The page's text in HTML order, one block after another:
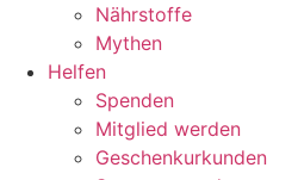
Nährstoffe
Mythen
Helfen
Spenden
Mitglied werden
Geschenkurkunden